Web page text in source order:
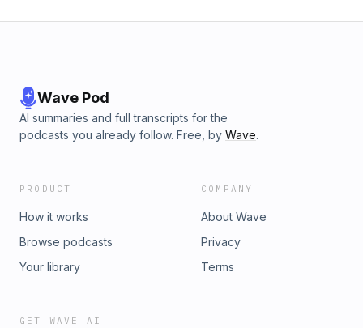
Wave Pod
AI summaries and full transcripts for the
podcasts you already follow. Free, by Wave.
PRODUCT
How it works
Browse podcasts
Your library
COMPANY
About Wave
Privacy
Terms
GET WAVE AI